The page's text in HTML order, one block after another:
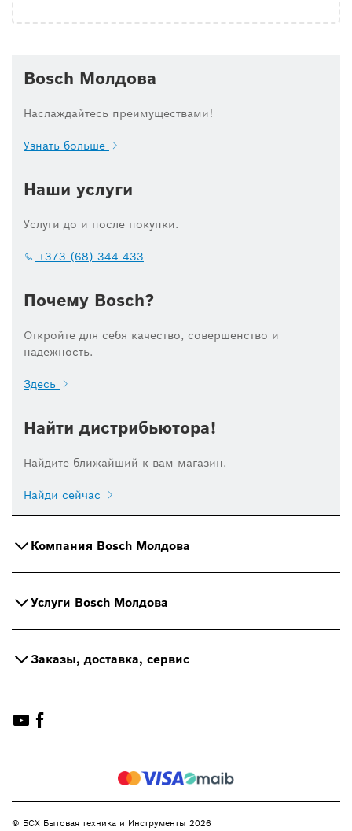
Bosch Молдова
Наслаждайтесь преимуществами!
Узнать больше
Наши услуги
Услуги до и после покупки.
+373 (68) 344 433
Почему Bosch?
Откройте для себя качество, совершенство и
надежность.
Здесь
Найти дистрибьютора!
Найдите ближайший к вам магазин.
Найди сейчас
Компания Bosch Молдова
Услуги Bosch Молдова
Заказы, доставка, сервис
© БСХ Бытовая техника и Инструменты 2026